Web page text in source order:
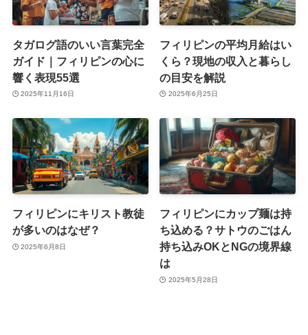
タガログ語のいい言葉完全
ガイド｜フィリピンの心に
響く表現55選
2025年11月16日
フィリピンの平均月給はい
くら？現地の収入と暮らし
の目安を解説
2025年6月25日
フィリピンにキリスト教徒
が多いのはなぜ？
2025年6月8日
フィリピンにカップ麺は持
ち込める？サトウのごはん
持ち込みOKとNGの境界線
は
2025年5月28日